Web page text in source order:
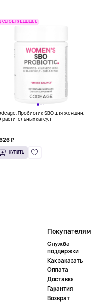
СЕГОДНЯ ДЕШЕВЛЕ
Пробиотик SBO для женщин,
растительных капсул
₽
КУПИТЬ
Покупателям
Служба
поддержки
Как заказать
Оплата
Доставка
Гарантия
Возврат